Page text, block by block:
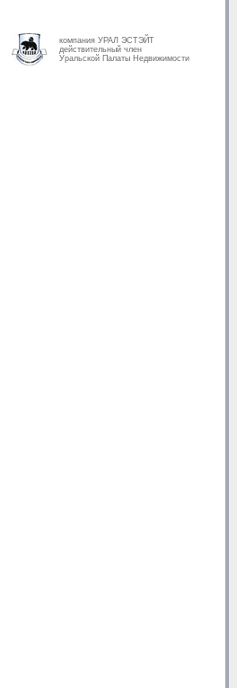
компания УРАЛ ЭСТЭЙТ
действительный член
Уральской Палаты Недвижимости